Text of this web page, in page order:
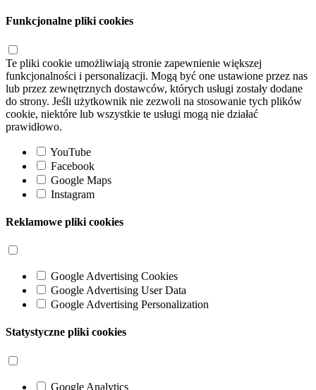
Funkcjonalne pliki cookies
Te pliki cookie umożliwiają stronie zapewnienie większej
funkcjonalności i personalizacji. Mogą być one ustawione przez nas
lub przez zewnętrznych dostawców, których usługi zostały dodane
do strony. Jeśli użytkownik nie zezwoli na stosowanie tych plików
cookie, niektóre lub wszystkie te usługi mogą nie działać
prawidłowo.
YouTube
Facebook
Google Maps
Instagram
Reklamowe pliki cookies
Google Advertising Cookies
Google Advertising User Data
Google Advertising Personalization
Statystyczne pliki cookies
Google Analytics